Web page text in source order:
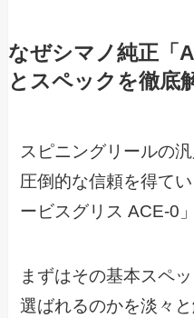
なぜシマノ純正「
とスペックを徹底
スピニングリールの
圧倒的な信頼を得て
ービスグリス ACE-0」
まずはその基本スペ
選ばれるのかを淡々と